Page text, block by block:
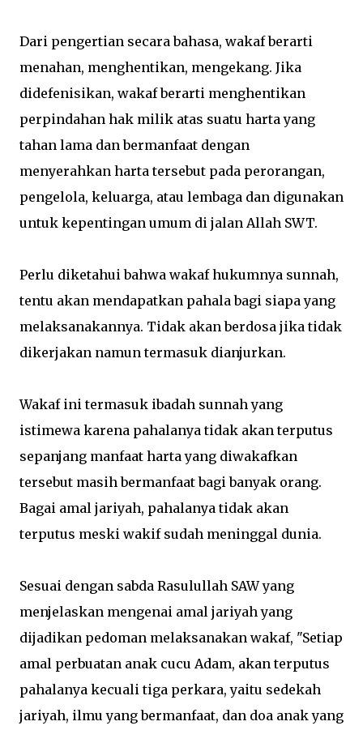
Dari pengertian secara bahasa, wakaf berarti
menahan, menghentikan, mengekang. Jika
didefenisikan, wakaf berarti menghentikan
perpindahan hak milik atas suatu harta yang
tahan lama dan bermanfaat dengan
menyerahkan harta tersebut pada perorangan,
pengelola, keluarga, atau lembaga dan digunakan
untuk kepentingan umum di jalan Allah SWT.
Perlu diketahui bahwa wakaf hukumnya sunnah,
tentu akan mendapatkan pahala bagi siapa yang
melaksanakannya. Tidak akan berdosa jika tidak
dikerjakan namun termasuk dianjurkan.
Wakaf ini termasuk ibadah sunnah yang
istimewa karena pahalanya tidak akan terputus
sepanjang manfaat harta yang diwakafkan
tersebut masih bermanfaat bagi banyak orang.
Bagai amal jariyah, pahalanya tidak akan
terputus meski wakif sudah meninggal dunia.
Sesuai dengan sabda Rasulullah SAW yang
menjelaskan mengenai amal jariyah yang
dijadikan pedoman melaksanakan wakaf, "Setiap
amal perbuatan anak cucu Adam, akan terputus
pahalanya kecuali tiga perkara, yaitu sedekah
jariyah, ilmu yang bermanfaat, dan doa anak yang